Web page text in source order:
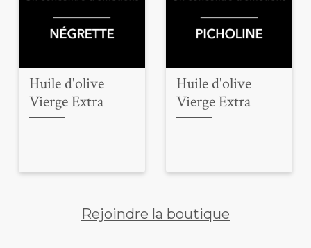
Huile d'olive
Vierge Extra
Huile d'olive
Vierge
Rejoindre la boutique